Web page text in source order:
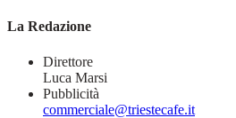
La Redazione
Direttore
Luca Marsi
Pubblicità
commerciale@triestecafe.it